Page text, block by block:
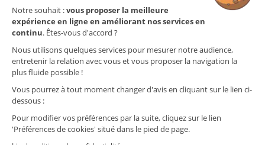
Notre souhait :vous proposer la meilleure
expérience en ligne en améliorant nos services en
continu. Êtes-vous d'accord ?
Nous utilisons quelques services pour mesurer notre audience,
entretenir la relation avec vous et vous proposer la navigation la
plus fluide possible !
Vous pourrez à tout moment changer d'avis en cliquant sur le lien ci-
dessous :
Pour modifier vos préférences par la suite, cliquez sur le lien
'Préférences de cookies' situé dans le pied de page.
NOS MAGASINS
FAQ/CONTACT
GÉREZ VOS INFORMATIONS PERSONNELLES